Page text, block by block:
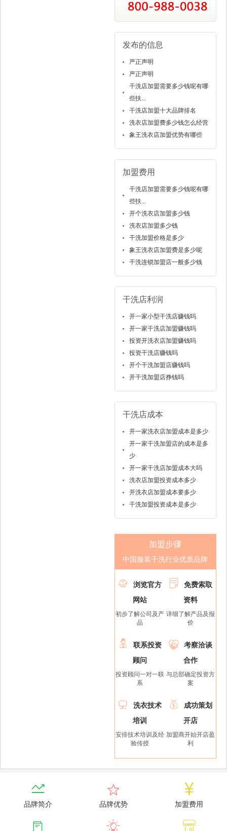
发布的信息
严正声明
严正声明
干洗店加盟需要多少钱呢有哪
些扶...
干洗店加盟十大品牌排名
洗衣店加盟费多少钱怎么经营
象王洗衣店加盟优势有哪些
加盟费用
干洗店加盟需要多少钱呢有哪
些扶...
开个洗衣店加盟多少钱
洗衣店加盟多少钱
干洗加盟价格是多少
象王洗衣店加盟费是多少呢
干洗连锁加盟店一般多少钱
干洗店利润
开一家小型干洗店赚钱吗
开一家干洗店加盟赚钱吗
投资开洗衣店加盟赚钱吗
投资干洗店赚钱吗
开个干洗加盟店赚钱吗
开干洗加盟店挣钱吗
干洗店成本
开一家洗衣店加盟成本是多少
开一家干洗加盟店的成本是多
少
开一家干洗店加盟成本大吗
洗衣店加盟投资成本多少
开洗衣店加盟成本要多少
干洗加盟投资成本是多少
加盟步骤
中国服装干洗行业优质品牌

浏览官方
网站
初步了解公司及产
品

免费索取
资料
详细了解产品及报
价

联系投资
顾问
投资顾问一对一联
系

考察洽谈
合作
与总部确定投资方
案

洗衣技术
培训
安排技术培训及经
验传授

成功策划
开店
加盟商开始开店盈
利

品牌简介

品牌优势

加盟费用
  